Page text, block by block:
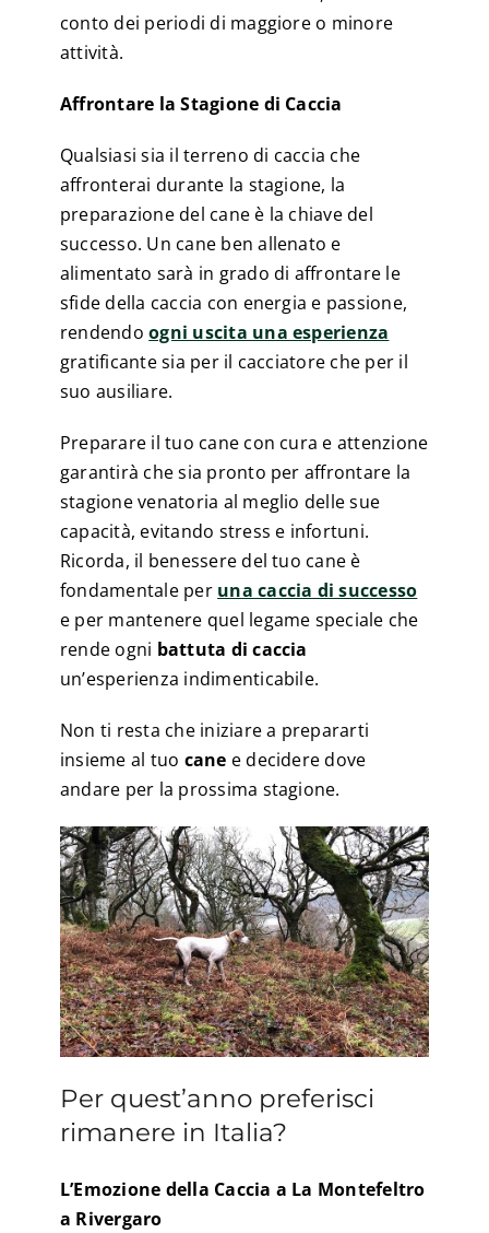
conto dei periodi di maggiore o minore
attività.
Affrontare la Stagione di Caccia
Qualsiasi sia il terreno di caccia che
affronterai durante la stagione, la
preparazione del cane è la chiave del
successo. Un cane ben allenato e
alimentato sarà in grado di affrontare le
sfide della caccia con energia e passione,
rendendoogni uscita una esperienza
gratificante sia per il cacciatore che per il
suo ausiliare.
Preparare il tuo cane con cura e attenzione
garantirà che sia pronto per affrontare la
stagione venatoria al meglio delle sue
capacità, evitando stress e infortuni.
Ricorda, il benessere del tuo cane è
fondamentale per una caccia di successo
e per mantenere quel legame speciale che
rende ogni battuta di caccia
un’esperienza indimenticabile.
Non ti resta che iniziare a prepararti
insieme al tuo cane e decidere dove
andare per la prossima stagione.
Per quest’anno preferisci
rimanere in Italia?
L’Emozione della Caccia a La Montefeltro
a Rivergaro